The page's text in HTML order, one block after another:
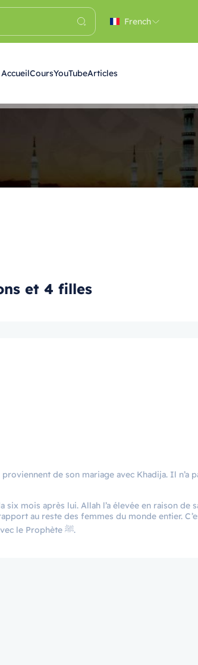
French
AccueilCoursYouTubeArticles
et 4 filles
de son mariage avec Khadija. Il n’a
mois après lui. Allah l’a élevée en raison de
au reste des femmes du monde entier.
meilleure des ses filles. Toutes ses filles ont embrassé l’Islam et ont émigré avec le Prophète ﷺ.